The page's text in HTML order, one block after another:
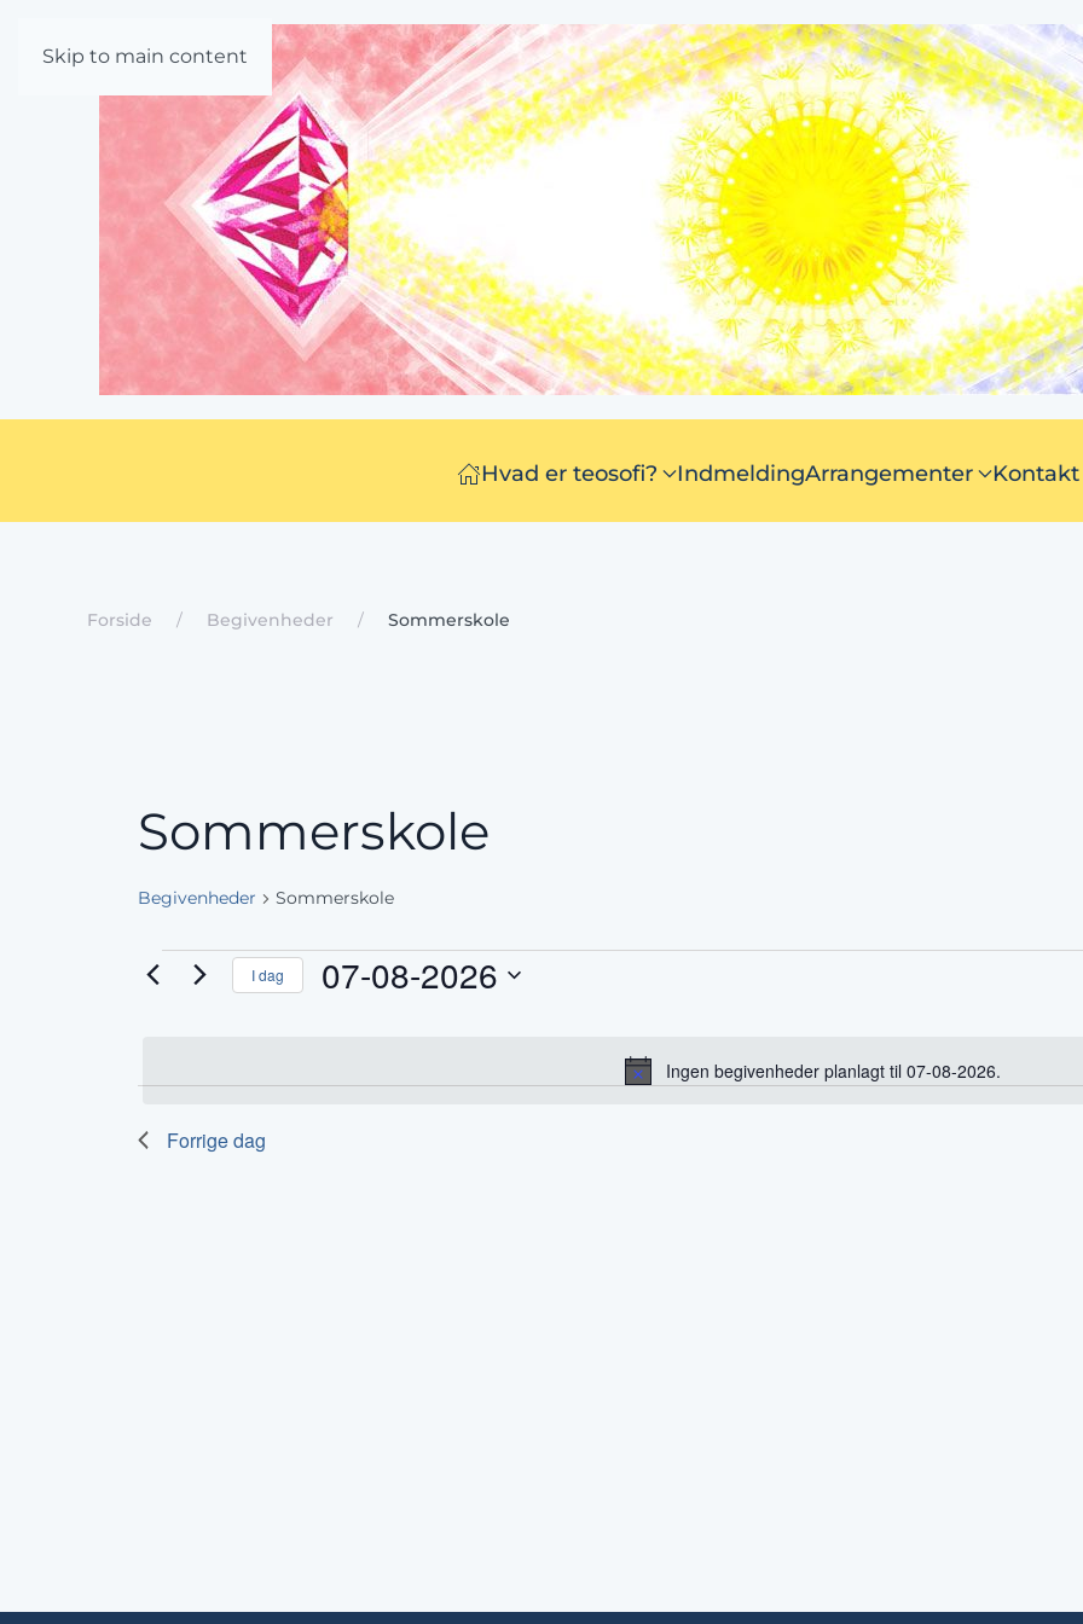
Skip to main content
Hvad er teosofi? IndmeldingArrangementer Kontakt
Forside Begivenheder Sommerskole
Sommerskole
Begivenheder Sommerskole
Begivenheder
07-
08-
Notice
Ingen begivenheder planlagt til 07-08-2026.
I dag 07-08-2026
Forrige dag